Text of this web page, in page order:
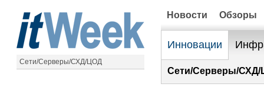
Сети/Серверы/СХД/ЦОД
Новости Обзоры
Инновации
Сети/Серверы/